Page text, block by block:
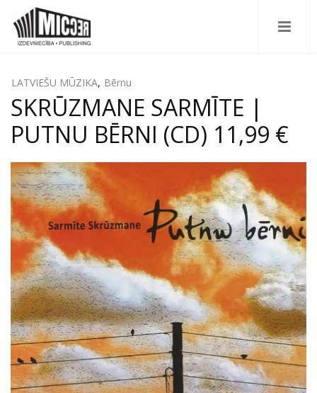
LATVIEŠU MŪZIKA, Bērnu
SKRŪZMANE SARMĪTE |
PUTNU BĒRNI (CD) 11,99 €